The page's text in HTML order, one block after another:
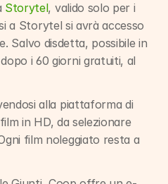
Storytel, valido solo per i
a Storytel si avrà accesso
Salvo disdetta, possibile in
i 60 giorni gratuiti, al
alla piattaforma di
in HD, da selezionare
film noleggiato resta a